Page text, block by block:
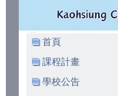
:::
首頁
課程計畫
學校公告